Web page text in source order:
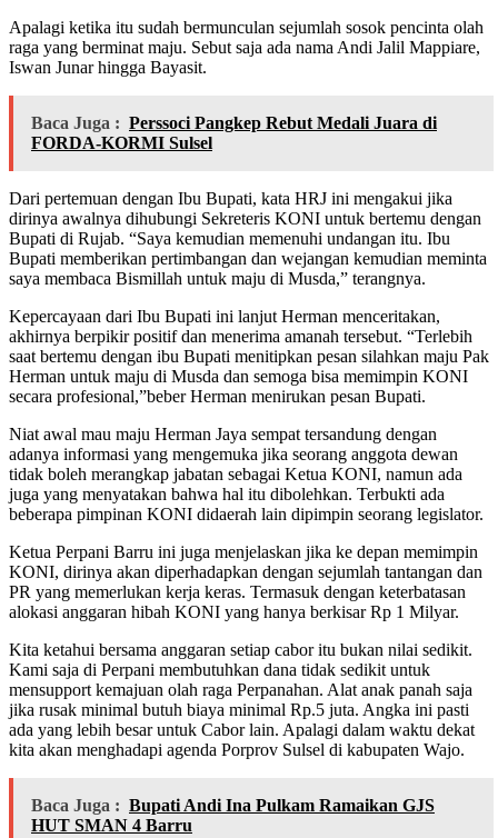
Apalagi ketika itu sudah bermunculan sejumlah sosok pencinta olah
raga yang berminat maju. Sebut saja ada nama Andi Jalil Mappiare,
Iswan Junar hingga Bayasit.
Baca Juga : Perssoci Pangkep Rebut Medali Juara di
FORDA-KORMI Sulsel
Dari pertemuan dengan Ibu Bupati, kata HRJ ini mengakui jika
dirinya awalnya dihubungi Sekreteris KONI untuk bertemu dengan
Bupati di Rujab. “Saya kemudian memenuhi undangan itu. Ibu
Bupati memberikan pertimbangan dan wejangan kemudian meminta
saya membaca Bismillah untuk maju di Musda,” terangnya.
Kepercayaan dari Ibu Bupati ini lanjut Herman menceritakan,
akhirnya berpikir positif dan menerima amanah tersebut. “Terlebih
saat bertemu dengan ibu Bupati menitipkan pesan silahkan maju Pak
Herman untuk maju di Musda dan semoga bisa memimpin KONI
secara profesional,”beber Herman menirukan pesan Bupati.
Niat awal mau maju Herman Jaya sempat tersandung dengan
adanya informasi yang mengemuka jika seorang anggota dewan
tidak boleh merangkap jabatan sebagai Ketua KONI, namun ada
juga yang menyatakan bahwa hal itu dibolehkan. Terbukti ada
beberapa pimpinan KONI didaerah lain dipimpin seorang legislator.
Ketua Perpani Barru ini juga menjelaskan jika ke depan memimpin
KONI, dirinya akan diperhadapkan dengan sejumlah tantangan dan
PR yang memerlukan kerja keras. Termasuk dengan keterbatasan
alokasi anggaran hibah KONI yang hanya berkisar Rp 1 Milyar.
Kita ketahui bersama anggaran setiap cabor itu bukan nilai sedikit.
Kami saja di Perpani membutuhkan dana tidak sedikit untuk
mensupport kemajuan olah raga Perpanahan. Alat anak panah saja
jika rusak minimal butuh biaya minimal Rp.5 juta. Angka ini pasti
ada yang lebih besar untuk Cabor lain. Apalagi dalam waktu dekat
kita akan menghadapi agenda Porprov Sulsel di kabupaten Wajo.
Baca Juga : Bupati Andi Ina Pulkam Ramaikan GJS
HUT SMAN 4 Barru